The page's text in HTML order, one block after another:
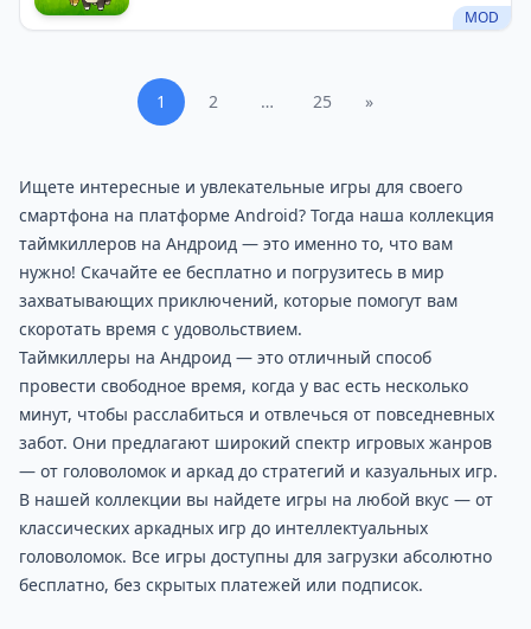
MOD
1 2 … 25 »
Ищете интересные и увлекательные игры для своего
смартфона на платформе Android? Тогда наша коллекция
таймкиллеров на Андроид — это именно то, что вам
нужно! Скачайте ее бесплатно и погрузитесь в мир
захватывающих приключений, которые помогут вам
скоротать время с удовольствием.
Таймкиллеры на Андроид — это отличный способ
провести свободное время, когда у вас есть несколько
минут, чтобы расслабиться и отвлечься от повседневных
забот. Они предлагают широкий спектр игровых жанров
— от головоломок и аркад до стратегий и казуальных игр.
В нашей коллекции вы найдете игры на любой вкус — от
классических аркадных игр до интеллектуальных
головоломок. Все игры доступны для загрузки абсолютно
бесплатно, без скрытых платежей или подписок.